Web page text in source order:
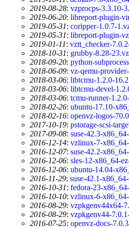
2019-08-28: vzprocps-3.3.10-
2019-06-20: libreport-plugin-
2019-05-31: coripper-1.0.7-
2019-05-31: libreport-plugin-
2019-01-11: vztt_checker-
2018-10-31: grubby-8.28-
2018-09-20: python-
2018-06-09: vz-qemu-
2018-03-06: libtcmu-1.2.0-
2018-03-06: libtcmu-devel-
2018-03-06: tcmu-runner-
2018-02-26: ubuntu-17.10-
2018-02-16: openvz-logos-
2017-10-19: pstorage-scsi-
2017-09-08: suse-42.3-
2016-12-14: vzlinux-7-
2016-12-07: suse-42.2-
2016-12-06: sles-12-x86_64-
2016-12-06: ubuntu-14.04-
2016-11-29: suse-42.1-
2016-10-31: fedora-23-
2016-10-10: vzlinux-6-
2016-08-29: vzpkgenv44x64-
2016-08-29: vzpkgenv44-
2016-07-25: openvz-docs-